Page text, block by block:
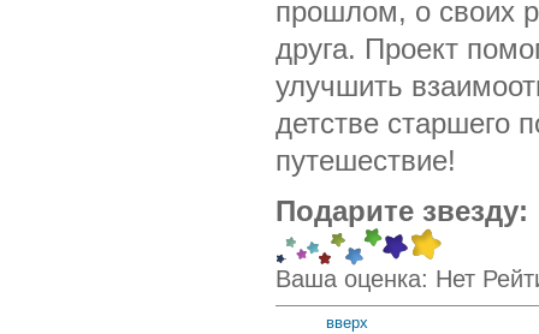
прошлом, о своих
друга. Проект
улучшить
детстве старшего
путешествие!
Подарите звезду:
Ваша оценка: Нет
вверх